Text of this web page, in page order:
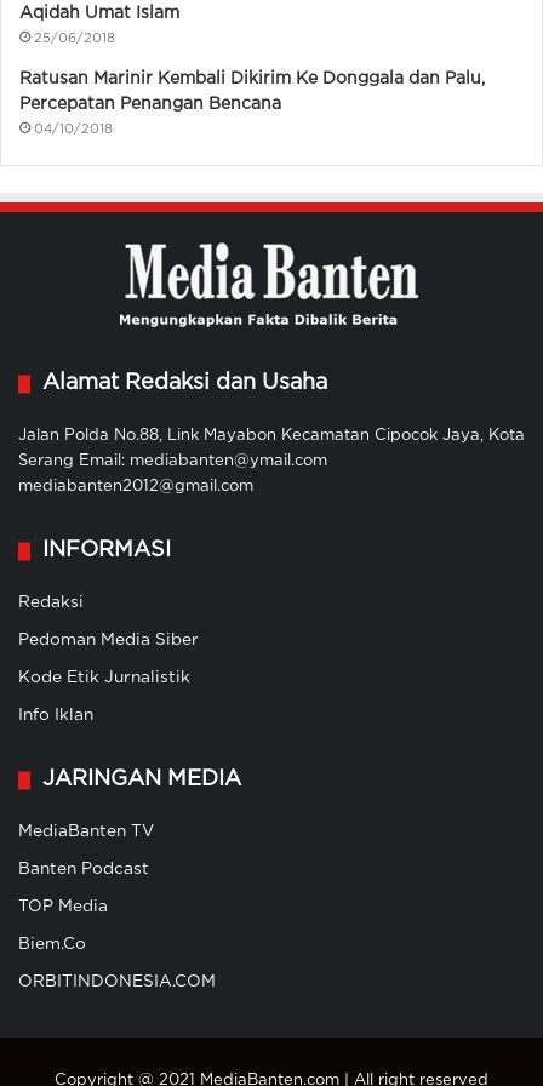
Aqidah Umat Islam
25/06/2018
Ratusan Marinir Kembali Dikirim Ke Donggala dan Palu,
Percepatan Penangan Bencana
04/10/2018
Alamat Redaksi dan Usaha
Jalan Polda No.88, Link Mayabon Kecamatan Cipocok Jaya, Kota
Serang Email: mediabanten@ymail.com
mediabanten2012@gmail.com
INFORMASI
Redaksi
Pedoman Media Siber
Kode Etik Jurnalistik
Info Iklan
JARINGAN MEDIA
MediaBanten TV
Banten Podcast
TOP Media
Biem.Co
ORBITINDONESIA.COM
Copyright @ 2021 MediaBanten.com | All right reserved